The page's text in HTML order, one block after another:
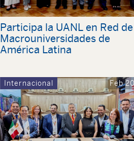
Participa la UANL en Red de
Macrouniversidades de
América Latina
Internacional Feb